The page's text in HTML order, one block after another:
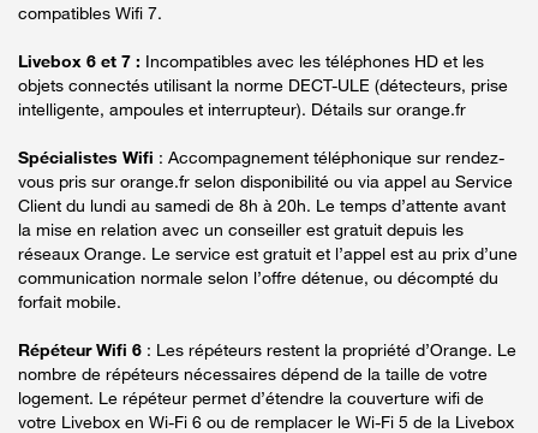
compatibles Wifi 7.
Livebox 6 et 7 : Incompatibles avec les téléphones HD et les
objets connectés utilisant la norme DECT-ULE (détecteurs, prise
intelligente, ampoules et interrupteur). Détails sur orange.fr
Spécialistes Wifi : Accompagnement téléphonique sur rendez-
vous pris sur orange.fr selon disponibilité ou via appel au Service
Client du lundi au samedi de 8h à 20h. Le temps d’attente avant
la mise en relation avec un conseiller est gratuit depuis les
réseaux Orange. Le service est gratuit et l’appel est au prix d’une
communication normale selon l’offre détenue, ou décompté du
forfait mobile.
Répéteur Wifi 6 : Les répéteurs restent la propriété d’Orange. Le
nombre de répéteurs nécessaires dépend de la taille de votre
logement. Le répéteur permet d’étendre la couverture wifi de
votre Livebox en Wi-Fi 6 ou de remplacer le Wi-Fi 5 de la Livebox